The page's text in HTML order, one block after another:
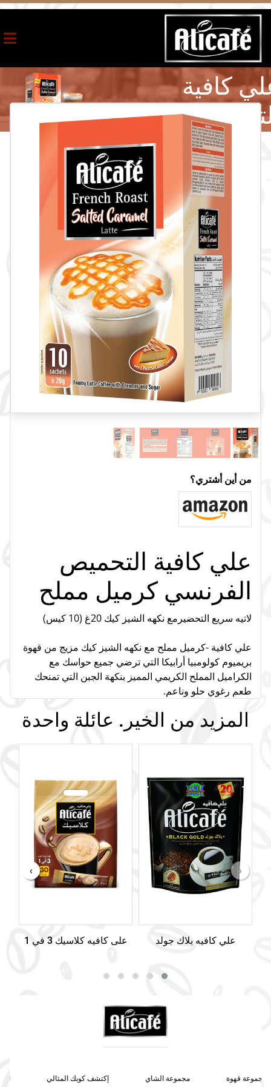
كافية
مملح
من أين أشتري؟
علي كافية التحميص
الفرنسي كرميل مملح
لاتيه سريع التحضيرمع نكهه الشيز كيك 20غ (10 كيس)
علي كافية -كرميل مملح مع نكهه الشيز كيك مزيج من قهوة
بريميوم كولومبيا أرابيكا التي ترضي جميع حواسك مع
الكراميل المملح الكريمي المميز بنكهة الجبن التي تمنحك
طعم رغوي حلو وناعم.
المزيد من الخير. عائلة واحدة
علي كافيه بلاك جولد على كافيه كلاسيك 3 في 1
‹
›
مجموعة قهوة مجموعة الشاي إكتشف كوبك المثالي